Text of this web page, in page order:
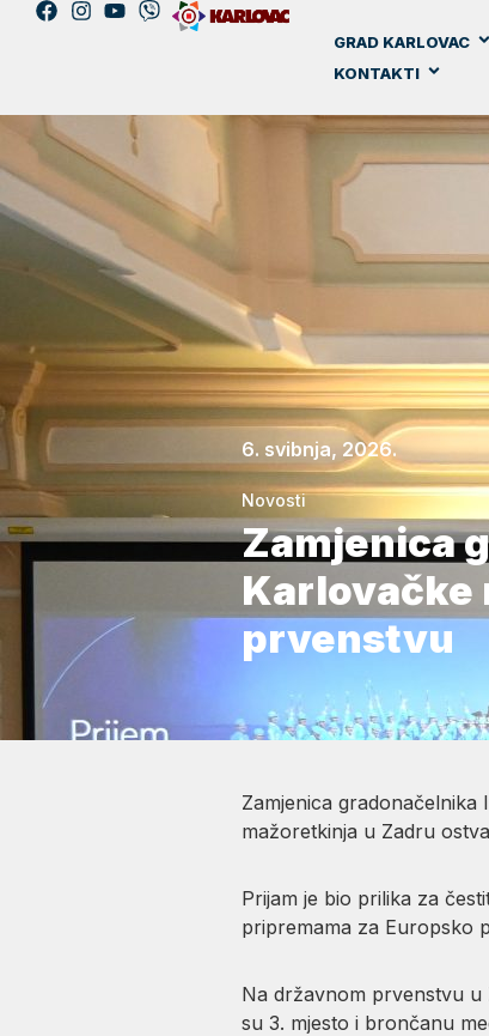
GRAD KARLOVAC
KONTAKTI
6. svibnja, 2026.
Novosti
Zamjenica
Karlovačke
prvenstvu
Zamjenica
mažoretkinja u Zadru
Prijam je bio prilika za
pripremama za Europsko
Na državnom prvenstvu u
su 3. mjesto i brončanu